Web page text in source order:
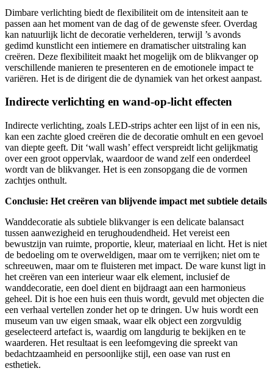
Dimbare verlichting biedt de flexibiliteit om de intensiteit aan te
passen aan het moment van de dag of de gewenste sfeer. Overdag
kan natuurlijk licht de decoratie verhelderen, terwijl ’s avonds
gedimd kunstlicht een intiemere en dramatischer uitstraling kan
creëren. Deze flexibiliteit maakt het mogelijk om de blikvanger op
verschillende manieren te presenteren en de emotionele impact te
variëren. Het is de dirigent die de dynamiek van het orkest aanpast.
Indirecte verlichting en wand-op-licht effecten
Indirecte verlichting, zoals LED-strips achter een lijst of in een nis,
kan een zachte gloed creëren die de decoratie omhult en een gevoel
van diepte geeft. Dit ‘wall wash’ effect verspreidt licht gelijkmatig
over een groot oppervlak, waardoor de wand zelf een onderdeel
wordt van de blikvanger. Het is een zonsopgang die de vormen
zachtjes onthult.
Conclusie: Het creëren van blijvende impact met subtiele details
Wanddecoratie als subtiele blikvanger is een delicate balansact
tussen aanwezigheid en terughoudendheid. Het vereist een
bewustzijn van ruimte, proportie, kleur, materiaal en licht. Het is niet
de bedoeling om te overweldigen, maar om te verrijken; niet om te
schreeuwen, maar om te fluisteren met impact. De ware kunst ligt in
het creëren van een interieur waar elk element, inclusief de
wanddecoratie, een doel dient en bijdraagt aan een harmonieus
geheel. Dit is hoe een huis een thuis wordt, gevuld met objecten die
een verhaal vertellen zonder het op te dringen. Uw huis wordt een
museum van uw eigen smaak, waar elk object een zorgvuldig
geselecteerd artefact is, waardig om langdurig te bekijken en te
waarderen. Het resultaat is een leefomgeving die spreekt van
bedachtzaamheid en persoonlijke stijl, een oase van rust en
esthetiek.